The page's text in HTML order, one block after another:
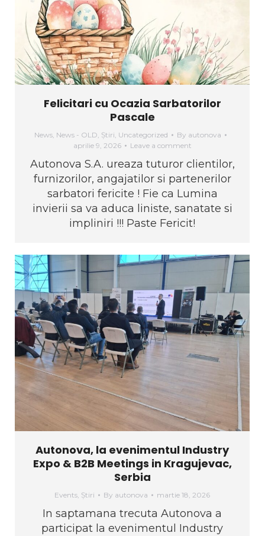
Felicitari cu Ocazia Sarbatorilor
Pascale
News News - OLD Știri Uncategorized By autonova
aprilie 9, 2026
Leave a comment
Autonova S.A. ureaza tuturor clientilor,
furnizorilor, angajatilor si partenerilor
sarbatori fericite ! Fie ca Lumina
invierii sa va aduca liniste, sanatate si
impliniri !!! Paste Fericit!
Autonova, la evenimentul Industry
Expo & B2B Meetings in Kragujevac,
Serbia
Events, Știri By autonova martie 18, 2026
In saptamana trecuta Autonova a
participat la evenimentul Industry